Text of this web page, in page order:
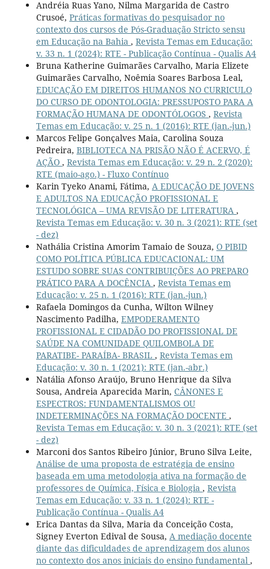
Andréia Ruas Yano, Nilma Margarida de Castro
Crusoé, Práticas formativas do pesquisador no
contexto dos cursos de Pós-Graduação Stricto sensu
em Educação na Bahia , Revista Temas em Educação:
v. 33 n. 1 (2024): RTE - Publicação Contínua - Qualis A4
Bruna Katherine Guimarães Carvalho, Maria Elizete
Guimarães Carvalho, Noêmia Soares Barbosa Leal,
EDUCAÇÃO EM DIREITOS HUMANOS NO CURRICULO
DO CURSO DE ODONTOLOGIA: PRESSUPOSTO PARA A
FORMAÇÃO HUMANA DE ODONTÓLOGOS , Revista
Temas em Educação: v. 25 n. 1 (2016): RTE (jan.-jun.)
Marcos Felipe Gonçalves Maia, Carolina Souza
Pedreira, BIBLIOTECA NA PRISÃO NÃO É ACERVO, É
AÇÃO , Revista Temas em Educação: v. 29 n. 2 (2020):
RTE (maio-ago.) - Fluxo Contínuo
Karin Tyeko Anami, Fátima, A EDUCAÇÃO DE JOVENS
E ADULTOS NA EDUCAÇÃO PROFISSIONAL E
TECNOLÓGICA – UMA REVISÃO DE LITERATURA ,
Revista Temas em Educação: v. 30 n. 3 (2021): RTE (set
- dez)
Nathália Cristina Amorim Tamaio de Souza, O PIBID
COMO POLÍTICA PÚBLICA EDUCACIONAL: UM
ESTUDO SOBRE SUAS CONTRIBUIÇÕES AO PREPARO
PRÁTICO PARA A DOCÊNCIA , Revista Temas em
Educação: v. 25 n. 1 (2016): RTE (jan.-jun.)
Rafaela Domingos da Cunha, Wilton Wilney
Nascimento Padilha, EMPODERAMENTO
PROFISSIONAL E CIDADÃO DO PROFISSIONAL DE
SAÚDE NA COMUNIDADE QUILOMBOLA DE
PARATIBE- PARAÍBA- BRASIL , Revista Temas em
Educação: v. 30 n. 1 (2021): RTE (jan.-abr.)
Natália Afonso Araújo, Bruno Henrique da Silva
Sousa, Andreia Aparecida Marin, CÂNONES E
ESPECTROS: FUNDAMENTALISMOS OU
INDETERMINAÇÕES NA FORMAÇÃO DOCENTE ,
Revista Temas em Educação: v. 30 n. 3 (2021): RTE (set
- dez)
Marconi dos Santos Ribeiro Júnior, Bruno Silva Leite,
Análise de uma proposta de estratégia de ensino
baseada em uma metodologia ativa na formação de
professores de Química, Física e Biologia , Revista
Temas em Educação: v. 33 n. 1 (2024): RTE -
Publicação Contínua - Qualis A4
Erica Dantas da Silva, Maria da Conceição Costa,
Signey Everton Edival de Sousa, A mediação docente
diante das dificuldades de aprendizagem dos alunos
no contexto dos anos iniciais do ensino fundamental ,